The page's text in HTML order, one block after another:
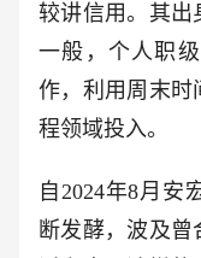
较讲信用。其出
一般，个人职
作，利用周末时
程领域投入。
自2024年8月安
断发酵，波及